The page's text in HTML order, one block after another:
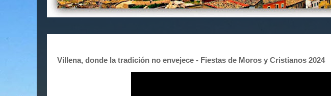
Villena, donde la tradición no envejece - Fiestas de Moros y Cristianos 2024